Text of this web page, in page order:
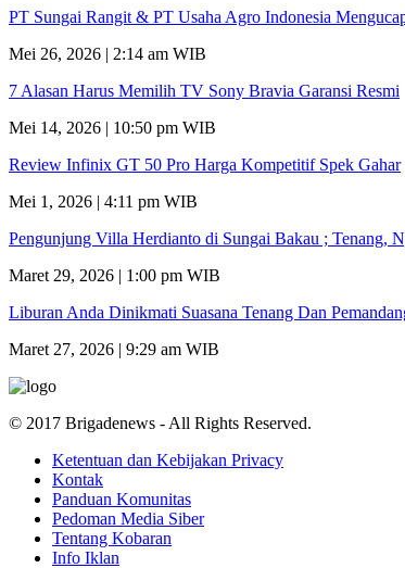
PT Sungai Rangit & PT Usaha Agro Indonesia
Mei 26, 2026 | 2:14 am WIB
7 Alasan Harus Memilih TV Sony Bravia Garansi Resmi
Mei 14, 2026 | 10:50 pm WIB
Review Infinix GT 50 Pro Harga Kompetitif Spek Gahar
Mei 1, 2026 | 4:11 pm WIB
Pengunjung Villa Herdianto di Sungai Bakau ; Tenang,
Maret 29, 2026 | 1:00 pm WIB
Liburan Anda Dinikmati Suasana Tenang Dan
Maret 27, 2026 | 9:29 am WIB
© 2017 Brigadenews - All Rights Reserved.
Ketentuan dan Kebijakan Privacy
Kontak
Panduan Komunitas
Pedoman Media Siber
Tentang Kobaran
Info Iklan